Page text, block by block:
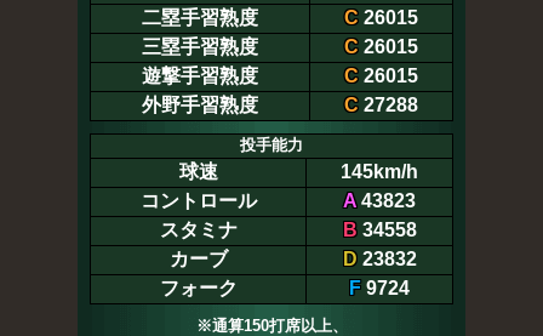
二塁手習熟度
C 26015
三塁手習熟度
C 26015
遊撃手習熟度
C 26015
外野手習熟度
C 27288
投手能力
球速
145km/h
コントロール
A43823
スタミナ
B34558
カーブ
D23832
フォーク
F 9724
※通算150打席以上、